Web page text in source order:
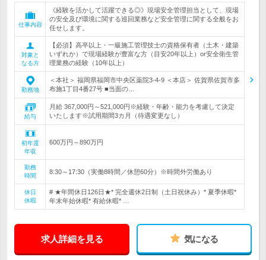
仕事内容
《経験を活かして活躍できる◎》現場安全管理担当として、現場
の安全及び環境に関する巡回業務など安全管理に関する全般をお
任せします。
対象と
なる方
【必須】高卒以上・一級施工管理技士の資格保有者（土木・建築
いずれか）で現場経験が豊富な方（目安20年以上）or安全衛生管
理業務の経験（10年以上）
勤務地
＜本社＞ 福岡県福岡市中央区薬院3-4-9 ＜本店＞ 佐賀県佐賀市多
布施1丁目4番27号 ■当面の…
給与
月給 367,000円～521,000円※経験・年齢・能力を考慮して決定
いたします※試用期間3カ月（待遇変更なし）
初年度
年収
600万円～890万円
勤務
時間
8:30～17:30（実働8時間／休憩60分）※時間外労働あり
休日
休暇
# ★年間休日126日★* 完全週休2日制（土日祝休み）* 夏季休暇*
年末年始休暇* 有給休暇* …
求人詳細を見る 気になる